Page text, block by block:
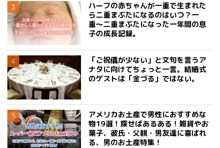
ハーフの赤ちゃんが一重で生まれた
ら二重まぶたになるのはいつ？一
重〜二重まぶたになった一年間の息
子の成長記録。
「ご祝儀が少ない」と文句を言うア
ナタに向けてちょっと一言。結婚式
のゲストは「金づる」ではない。
アメリカお土産で男性におすすめな
物19選！探せばあるある！雑貨やお
菓子、彼氏・父親・男友達に喜ばれ
る、男のお土産特集！